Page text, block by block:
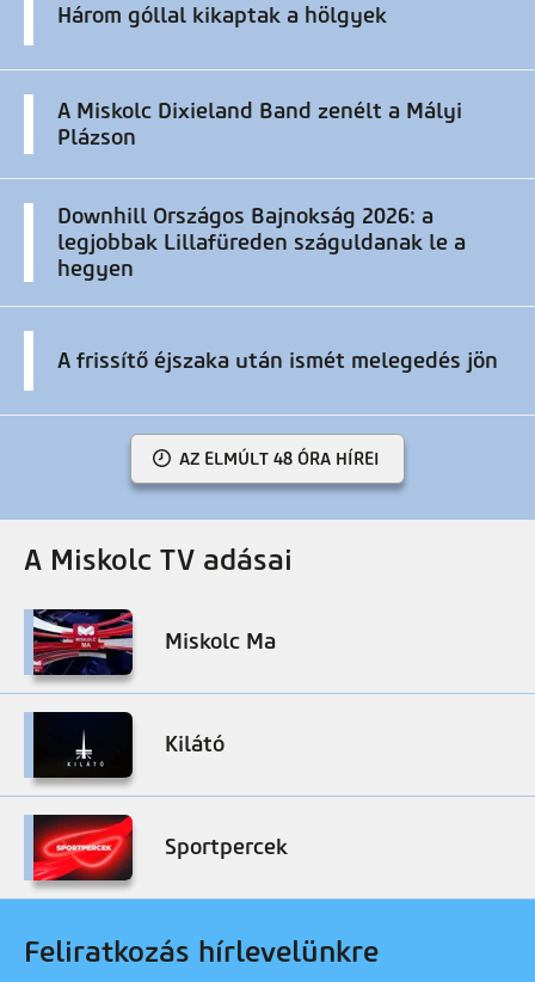
Három góllal kikaptak a hölgyek
A Miskolc Dixieland Band zenélt a Mályi
Plázson
Downhill Országos Bajnokság 2026: a
legjobbak Lillafüreden száguldanak le a
hegyen
A frissítő éjszaka után ismét melegedés jön
AZ ELMÚLT 48 ÓRA HÍREI
A Miskolc TV adásai
Miskolc Ma
Kilátó
Sportpercek
Feliratkozás hírlevelünkre